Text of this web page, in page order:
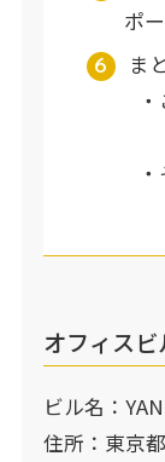
ポ
ま
オフィス
ビル名：
住所：東京